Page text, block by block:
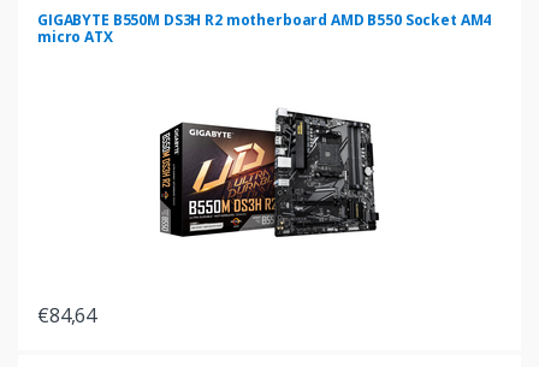
GIGABYTE B550M DS3H R2 motherboard AMD B550 Socket AM4
micro ATX
€84,64